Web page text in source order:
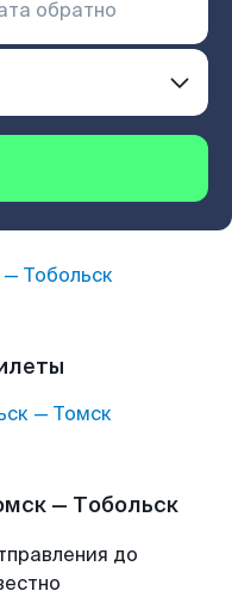
— Тобольск
— Томск
— Тобольск
до